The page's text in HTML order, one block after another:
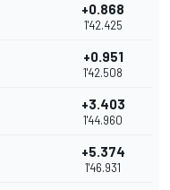
+0.868
1'42.425
+0.951
1'42.508
+3.403
1'44.960
+5.374
1'46.931